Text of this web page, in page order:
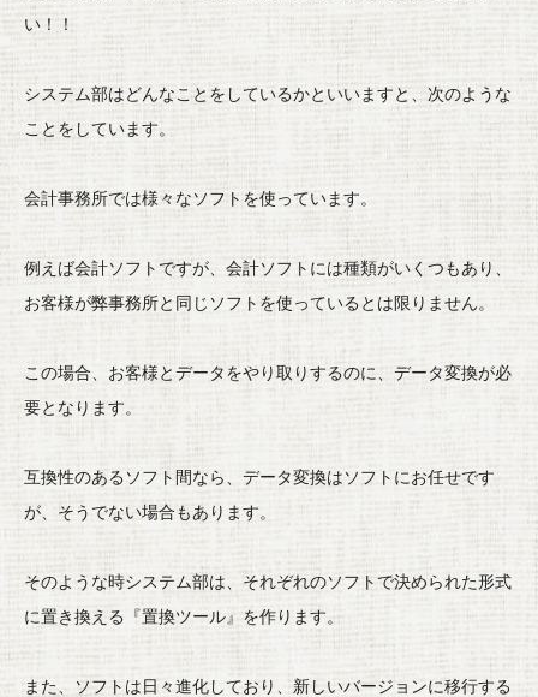
い！！
システム部はどんなことをしているかといいますと、 次のような
ことをしています。
会計事務所では様々なソフトを使っています。
例えば会計ソフトですが、会計ソフトには種類がいくつもあり、
お客様が弊事務所と同じソフトを使っているとは限りません。
この場合、お客様とデータをやり取りするのに、 データ変換が必
要となります。
互換性のあるソフト間なら、データ変換はソフトにお任せです
が、 そうでない場合もあります。
そのような時システム部は、 それぞれのソフトで決められた形式
に置き換える『置換ツール』 を作ります。
また、ソフトは日々進化しており、 新しいバージョンに移行する